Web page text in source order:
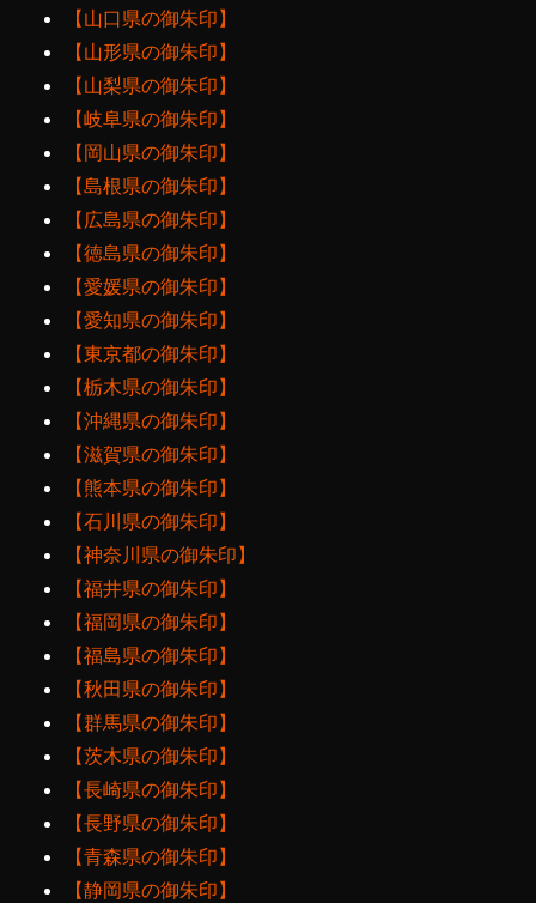
【山口県の御朱印】
【山形県の御朱印】
【山梨県の御朱印】
【岐阜県の御朱印】
【岡山県の御朱印】
【島根県の御朱印】
【広島県の御朱印】
【徳島県の御朱印】
【愛媛県の御朱印】
【愛知県の御朱印】
【東京都の御朱印】
【栃木県の御朱印】
【沖縄県の御朱印】
【滋賀県の御朱印】
【熊本県の御朱印】
【石川県の御朱印】
【神奈川県の御朱印】
【福井県の御朱印】
【福岡県の御朱印】
【福島県の御朱印】
【秋田県の御朱印】
【群馬県の御朱印】
【茨木県の御朱印】
【長崎県の御朱印】
【長野県の御朱印】
【青森県の御朱印】
【静岡県の御朱印】